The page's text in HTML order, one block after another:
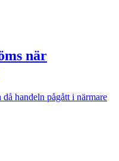
när
handeln pågått i närmare